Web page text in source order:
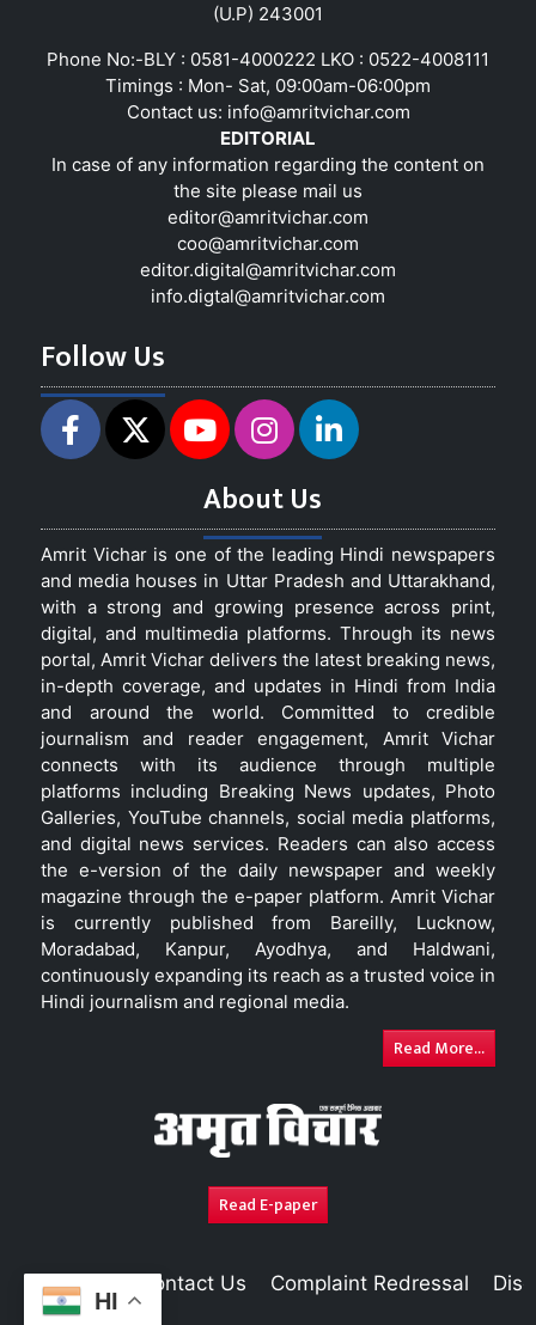
HI
(U.P) 243001
Phone No:-BLY : 0581-4000222 LKO : 0522-4008111
Timings : Mon- Sat, 09:00am-06:00pm
Contact us: info@amritvichar.com
EDITORIAL
In case of any information regarding the content on
the site please mail us
editor@amritvichar.com
coo@amritvichar.com
editor.digital@amritvichar.com
info.digtal@amritvichar.com
Follow Us
About Us
Amrit Vichar is one of the leading Hindi newspapers
and media houses in Uttar Pradesh and Uttarakhand,
with a strong and growing presence across print,
digital, and multimedia platforms. Through its news
portal, Amrit Vichar delivers the latest breaking news,
in-depth coverage, and updates in Hindi from India
and around the world. Committed to credible
journalism and reader engagement, Amrit Vichar
connects with its audience through multiple
platforms including Breaking News updates, Photo
Galleries, YouTube channels, social media platforms,
and digital news services. Readers can also access
the e-version of the daily newspaper and weekly
magazine through the e-paper platform. Amrit Vichar
is currently published from Bareilly, Lucknow,
Moradabad, Kanpur, Ayodhya, and Haldwani,
continuously expanding its reach as a trusted voice in
Hindi journalism and regional media.
Read More...
Read E-paper
About Us Contact Us Complaint Redressal